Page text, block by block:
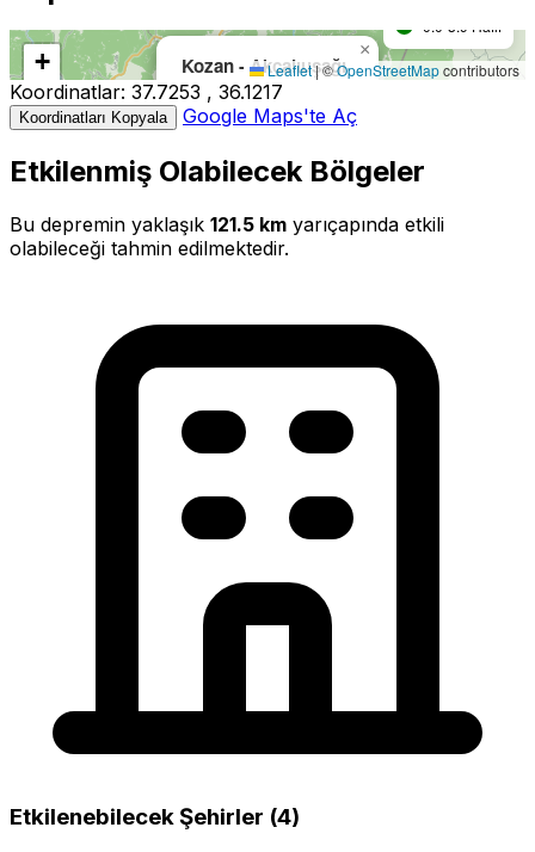
Harita yükleniyor... Kozan - Akçalıuşağı
Büyüklük:3.2M
Derinlik:7.00km
Kaynak:EMSC
×
+
−
0.0-3.9 Hafif
Leaflet|©OpenStreetMapcontributors
Koordinatlar: 37.7253 , 36.1217
Koordinatları Kopyala Google Maps'te Aç
Etkilenmiş Olabilecek Bölgeler
Bu depremin yaklaşık 121.5 km yarıçapında etkili
olabileceği tahmin edilmektedir.
Etkilenebilecek Şehirler (4)